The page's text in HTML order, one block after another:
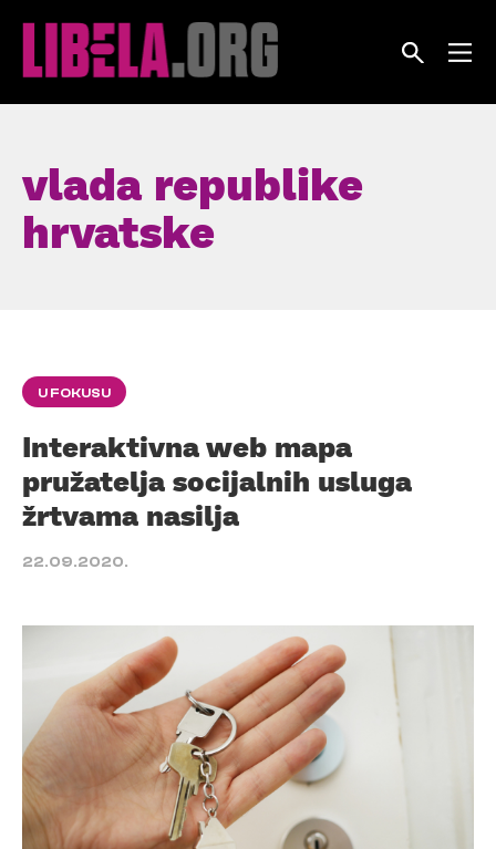
vlada republike
hrvatske
U FOKUSU
Interaktivna web mapa
pružatelja socijalnih usluga
žrtvama nasilja
22.09.2020.